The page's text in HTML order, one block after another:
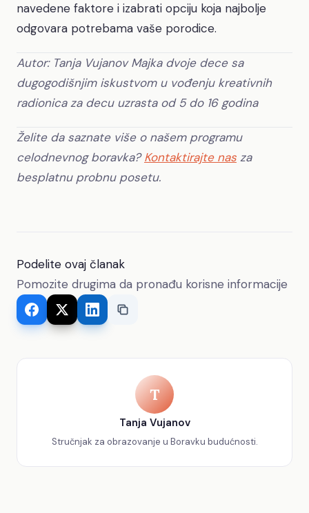
navedene faktore i izabrati opciju koja najbolje
odgovara potrebama vaše porodice.
Autor: Tanja Vujanov Majka dvoje dece sa
dugogodišnjim iskustvom u vođenju kreativnih
radionica za decu uzrasta od 5 do 16 godina
Želite da saznate više o našem programu
celodnevnog boravka?Kontaktirajte nas za
besplatnu probnu posetu.
Podelite ovaj članak
Pomozite drugima da pronađu korisne informacije
T
Tanja Vujanov
Stručnjak za obrazovanje u Boravku budućnosti.